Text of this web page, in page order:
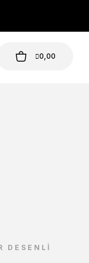
0,00
DESENLİ